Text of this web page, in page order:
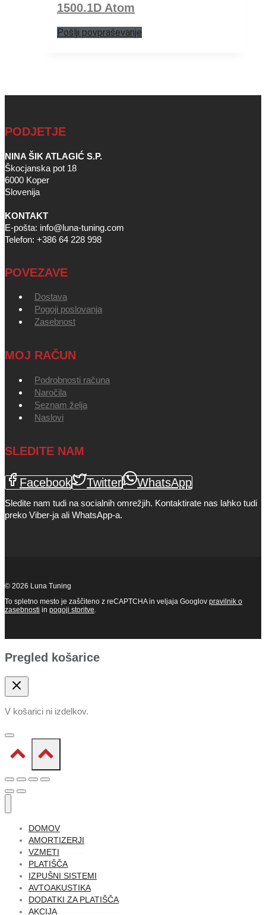
1500.1D Atom
Pošlji povpraševanje
PODJETJE
NINA ŠIK ATLAGIĆ S.P.
Škocjanska pot 18
6000 Koper
Slovenija
KONTAKT
E-pošta: info@luna-tuning.com
Telefon: +386 64 228 998
POVEZAVE
Dostava
Pogoji poslovanja
Zasebnost
MOJ RAČUN
Podrobnosti računa
Naročila
Seznam želja
Naslovi
SLEDITE NAM
Facebook Twitter WhatsApp
Sledite nam tudi na socialnih omrežjih. Kontaktirate nas lahko tudi
preko Viber-ja ali WhatsApp-a.
© 2026 Luna Tuning
To spletno mesto je zaščiteno z reCAPTCHA in veljaja Googlov pravilnik o
zasebnosti in pogoji storitve
Pregled košarice
V košarici ni izdelkov.
DOMOV
AMORTIZERJI
VZMETI
PLATIŠČA
IZPUŠNI SISTEMI
AVTOAKUSTIKA
DODATKI ZA PLATIŠČA
AKCIJA